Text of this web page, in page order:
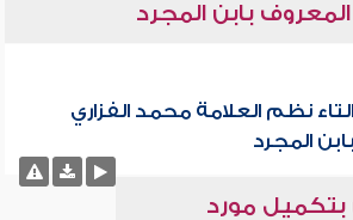
المعروف بابن المجرد
نظم العلامة محمد الفزاري
المجرد
بتكميل مورد